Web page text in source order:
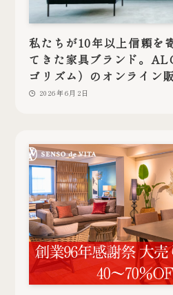
私たちが10年以上信頼を
てきた家具ブランド。
ゴリズム）のオンライン
2026年6月2日